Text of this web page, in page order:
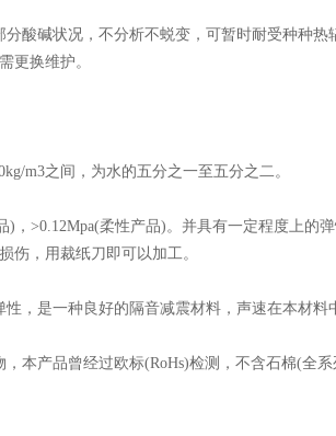
碱状况，不分析不蜕变，可暂时耐受种种热
更换维护。
m3之间，为水的五分之一至五分之二。
>0.12Mpa(柔性产品)。并具有一定程度上的弹
伤，用裁纸刀即可以加工。
是一种良好的隔音减震材料，声速在本材料
产品曾经过欧标(RoHs)检测，不含石棉(全